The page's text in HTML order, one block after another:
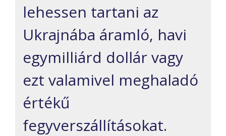
lehessen tartani az
Ukrajnába áramló, havi
egymilliárd dollár vagy
ezt valamivel meghaladó
értékű
fegyverszállításokat.